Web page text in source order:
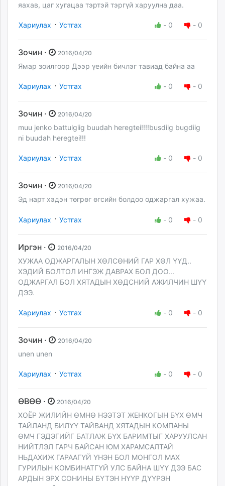
яахав, цаг хугацаа тэртэй тэргүй харуулна даа.
Хариулах · Устгах - 0 - 0
Зочин · 2016/04/20
Ямар зоилгоор Дээр үеийн бичлэг тавиад байна аа
Хариулах · Устгах - 0 - 0
Зочин · 2016/04/20
muu jenko battulgiig buudah heregtei!!!!busdiig bugdiig
ni buudah heregtei!!!
Хариулах · Устгах - 0 - 0
Зочин · 2016/04/20
Эд нарт хэдэн төгрөг өгсийн болдоо оджаргал хужаа.
Хариулах · Устгах - 0 - 0
Иргэн · 2016/04/20
ХУЖАА ОДЖАРГАЛЫН ХӨЛСӨНИЙ ГАР ХӨЛ ҮҮД..
ХЭДИЙ БОЛТОЛ ИНГЭЖ ДАВРАХ БОЛ ДОО...
ОДЖАРГАЛ БОЛ ХЯТАДЫН ХӨДСНИЙ АЖИЛЧИН ШҮҮ
ДЭЭ.
Хариулах · Устгах - 0 - 0
Зочин · 2016/04/20
unen unen
Хариулах · Устгах - 0 - 0
ӨВӨӨ · 2016/04/20
ХОЁР ЖИЛИЙН ӨМНӨ НЭЭТЭТ ЖЕНКОГЫН БҮХ ӨМЧ
ТАЙЛАНД БИЛҮҮ ТАЙВАНД ХЯТАДЫН КОМПАНЫ
ӨМЧ ГЭДЭГИЙГ БАТЛАЖ БҮХ БАРИМТЫГ ХАРУУЛСАН
НИЙТЛЭЛ ГАРЧ БАЙСАН ЮМ ХАРАМСАЛТАЙ
НЬДАХИЖ ГАРААГҮЙ ҮНЭН БОЛ МОНГОЛ МАХ
ГУРИЛЫН КОМБИНАТГҮЙ УЛС БАЙНА ШҮҮ ДЭЭ БАС
АРДЫН ЭРХ СОНИНЫ БҮТЭН НҮҮР ДҮҮРЭН